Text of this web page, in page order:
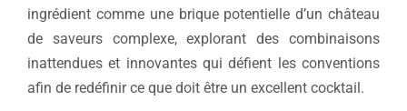
ingrédient comme une brique potentielle d’un château
de saveurs complexe, explorant des combinaisons
inattendues et innovantes qui défient les conventions
afin de redéfinir ce que doit être un excellent cocktail.